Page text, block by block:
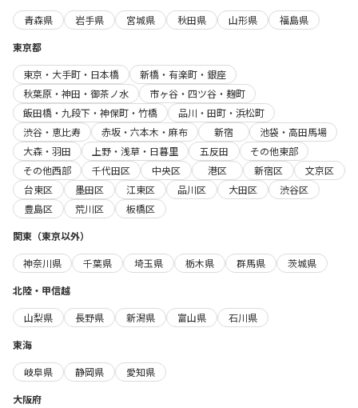
青森県
岩手県 宮城県 秋田県 山形県
福島県
東京都
東京・大手町・日本橋
新橋・有楽町・銀座
秋葉原・神田・御茶ノ水
市ヶ谷・四ツ谷・麹町
飯田橋・九段下・神保町・竹橋
品川・田町・浜松町
渋谷・恵比寿
赤坂・六本木・麻布 新宿
池袋・高田馬場
大森・羽田
上野・浅草・日暮里 五反田
その他東部
その他西部
千代田区 中央区 港区 新宿区
文京区
台東区
墨田区 江東区 品川区 大田区
渋谷区
豊島区
荒川区
板橋区
関東（東京以外）
神奈川県
千葉県 埼玉県 栃木県 群馬県
茨城県
北陸・甲信越
山梨県
長野県 新潟県 富山県
石川県
東海
岐阜県
静岡県
愛知県
大阪府